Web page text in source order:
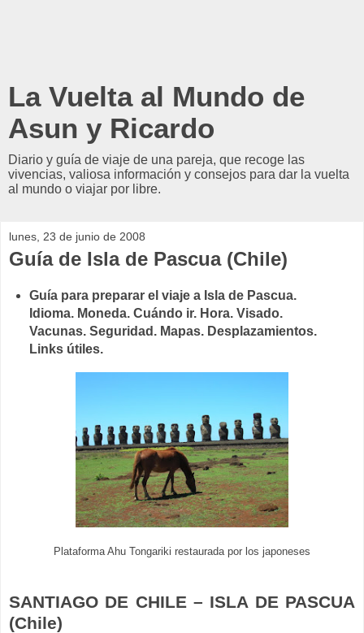
La Vuelta al Mundo de
Asun y Ricardo
Diario y guía de viaje de una pareja, que recoge las
vivencias, valiosa información y consejos para dar la vuelta
al mundo o viajar por libre.
lunes, 23 de junio de 2008
Guía de Isla de Pascua (Chile)
Guía para preparar el viaje a Isla de Pascua.
Idioma. Moneda. Cuándo ir. Hora. Visado.
Vacunas. Seguridad. Mapas. Desplazamientos.
Links útiles.
Plataforma Ahu Tongariki restaurada por los japoneses
SANTIAGO DE CHILE – ISLA DE PASCUA
(Chile)